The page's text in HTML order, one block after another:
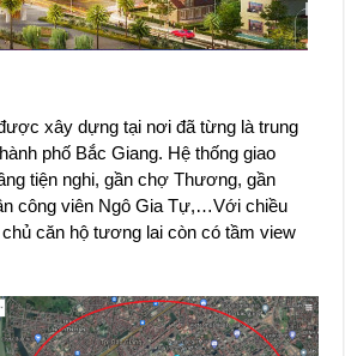
xây dựng tại nơi đã từng là trung
phố Bắc Giang. Hệ thống giao
tiện nghi, gần chợ Thương, gần
công viên Ngô Gia Tự,…Với chiều
căn hộ tương lai còn có tầm view